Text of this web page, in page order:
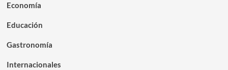
Economía
Educación
Gastronomía
Internacionales